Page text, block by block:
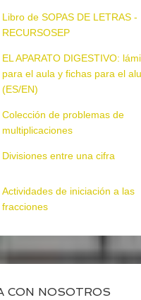
Libro de SOPAS DE LETRAS -
RECURSOSEP
EL APARATO DIGESTIVO:
para el aula y fichas para el
(ES/EN)
Colección de problemas de
multiplicaciones
Divisiones entre una cifra
Actividades de iniciación a las
fracciones
CON NOSOTROS